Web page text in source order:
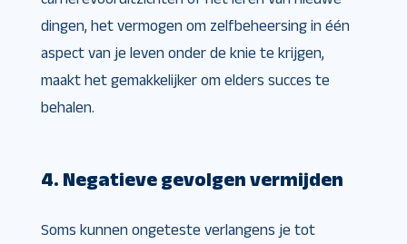
dingen, het vermogen om zelfbeheersing in één
aspect van je leven onder de knie te krijgen,
maakt het gemakkelijker om elders succes te
behalen.
4. Negatieve gevolgen vermijden
Soms kunnen ongeteste verlangens je tot